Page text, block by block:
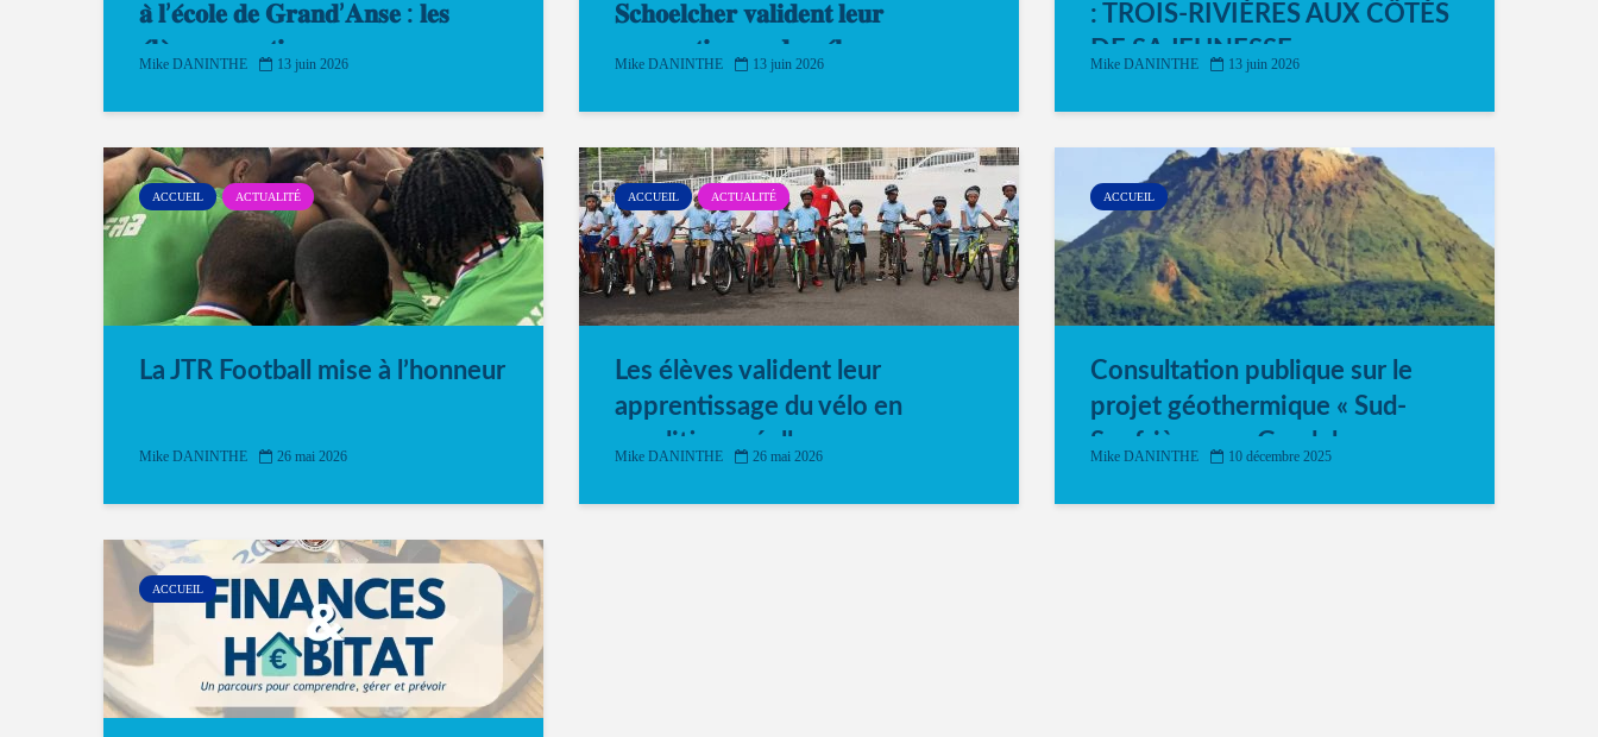
𝐚̀ 𝐥’𝐞́𝐜𝐨𝐥𝐞 𝐝𝐞 𝐆𝐫𝐚𝐧𝐝’𝐀𝐧𝐬𝐞 : 𝐥𝐞𝐬
𝐞́𝐥𝐞̀𝐯𝐞𝐬 𝐞𝐧 𝐚𝐜𝐭𝐢𝐨𝐧
Mike DANINTHE 13 juin 2026
𝐒𝐜𝐡𝐨𝐞𝐥𝐜𝐡𝐞𝐫 𝐯𝐚𝐥𝐢𝐝𝐞𝐧𝐭 𝐥𝐞𝐮𝐫
𝐚𝐩𝐩𝐫𝐞𝐧𝐭𝐢𝐬𝐬𝐚𝐠𝐞 𝐝𝐮 𝐯𝐞́𝐥𝐨 𝐞𝐧
Mike DANINTHE 13 juin 2026
: TROIS-RIVIÈRES AUX CÔTÉS
DE SA JEUNESSE
Mike DANINTHE 13 juin 2026
ACCUEIL ACTUALITÉ
La JTR Football mise à l’honneur
Mike DANINTHE 26 mai 2026
ACCUEIL ACTUALITÉ
Les élèves valident leur
apprentissage du vélo en
conditions réelles
Mike DANINTHE 26 mai 2026
ACCUEIL
Consultation publique sur le
projet géothermique « Sud-
Soufrière » en Guadeloupe
Mike DANINTHE 10 décembre 2025
ACCUEIL